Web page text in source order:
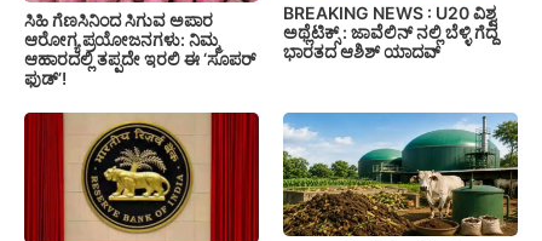
ಸಿಹಿ ಗೆಣಸಿನಿಂದ ಸಿಗುವ ಅಪಾರ
ಆರೋಗ್ಯ ಪ್ರಯೋಜನಗಳು: ನಿಮ್ಮ
ಆಹಾರದಲ್ಲಿ ತಪ್ಪದೇ ಇರಲಿ ಈ ‘ಸೂಪರ್
ಫುಡ್’!
BREAKING NEWS : U20 ವಿಶ್ವ
ಅಥ್ಲೆಟಿಕ್ಸ್‌ : ಜಾವೆಲಿನ್ ನಲ್ಲಿ ಬೆಳ್ಳಿ ಗೆದ್ದ
ಭಾರತದ ಆಶಿಶ್ ಯಾದವ್